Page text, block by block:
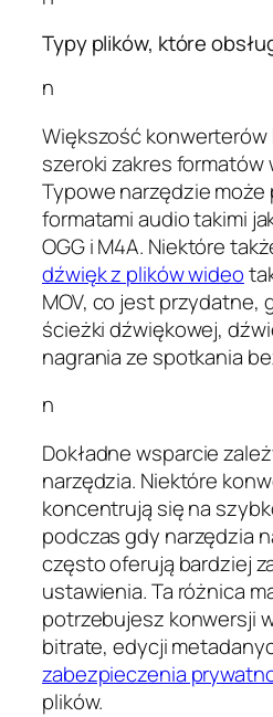
Typy plików, które
n
Większość konwerterów
szeroki zakres formatów
Typowe narzędzie może
formatami audio takimi
OGG i M4A. Niektóre
dźwięk z plików wideo
MOV, co jest przydatne,
ścieżki dźwiękowej,
nagrania ze spotkania
n
Dokładne wsparcie
narzędzia. Niektóre
koncentrują się na
podczas gdy narzędzia
często oferują bardziej
ustawienia. Ta różnica
potrzebujesz konwersji
bitrate, edycji
zabezpieczenia
plików.